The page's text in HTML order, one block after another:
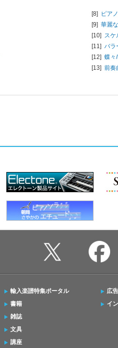
[8] ピア
[9] 華麗
[10] スケ
[11] バラ
[12] 蝶々/
[13] 前奏
輸入楽譜特集ポータル
書籍
雑誌
文具
講座
広
イ